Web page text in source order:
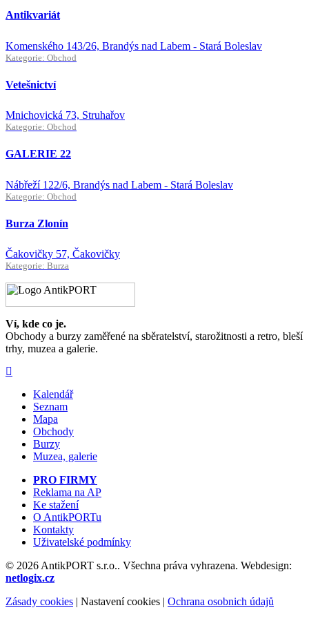
Antikvariát
Komenského 143/26, Brandýs nad Labem - Stará Boleslav
Kategorie: Obchod
Vetešnictví
Mnichovická 73, Struhařov
Kategorie: Obchod
GALERIE 22
Nábřeží 122/6, Brandýs nad Labem - Stará Boleslav
Kategorie: Obchod
Burza Zlonín
Čakovičky 57, Čakovičky
Kategorie: Burza
Ví, kde co je.
Obchody a burzy zaměřené na sběratelství, starožitnosti a retro, bleší
trhy, muzea a galerie.
Kalendář
Seznam
Mapa
Obchody
Burzy
Muzea, galerie
PRO FIRMY
Reklama na AP
Ke stažení
O AntikPORTu
Kontakty
Uživatelské podmínky
© 2026 AntikPORT s.r.o.. Všechna práva vyhrazena. Webdesign:
netlogix.cz
Zásady cookies | Nastavení cookies | Ochrana osobnich údajů